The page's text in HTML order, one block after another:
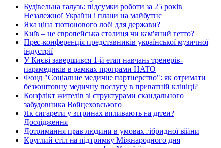
Будівельна галузь: підсумки роботи за 25 років
Незалежної України і плани на майбутнє
Яка ціна тютюнового лобі для держави?
Київ – це європейська столиця чи кам'яний гетто?
Прес-конференція представників української музичної
індустрії
У Києві завершився 1-й етап навчань тренерів-
парамедиків в рамках програми НАТО
Фонд "Соціальне медичне партнерство": як отримати
безкоштовну медичну послугу в приватній клініці?
Конфлікт жителів зі структурами скандального
забудовника Войцеховського
Як сигарети у вітринах впливають на дітей?
Дослідження
Дотримання прав людини в умовах гібридної війни
Круглий стіл на підтримку Міжнародного дня